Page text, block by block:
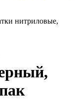
нитриловые,